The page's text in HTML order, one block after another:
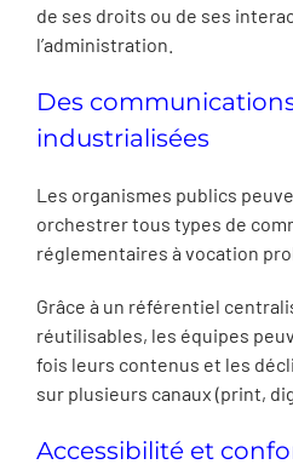
de ses droits ou de ses
l’administration.
Des
industrialisées
Les organismes publics
orchestrer tous types de
réglementaires à vocation
Grâce à un référentiel
réutilisables, les équipes
fois leurs contenus et les
sur plusieurs canaux (print,
Accessibilité et